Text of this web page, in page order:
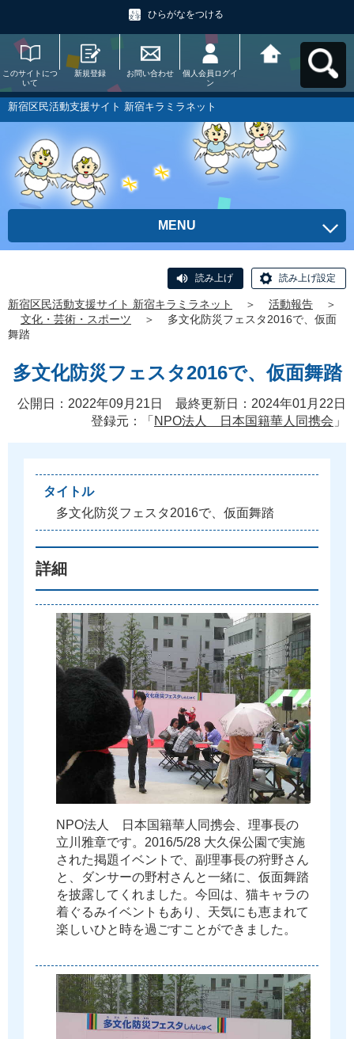
ひらがなをつける
このサイトにつ
いて
新規登録 お問い合わせ
個人会員ログイ
ン
ラミラネットへ
新宿区民活動支援サイト 新宿キラミラネット
MENU
読み上げ 読み上げ設定
新宿区民活動支援サイト 新宿キラミラネット ＞ 活動報告
＞
文化・芸術・スポーツ
＞
多文化防災フェスタ2016で、仮面
舞踏
多文化防災フェスタ2016で、仮面舞踏
公開日：2022年09月21日 最終更新日：2024年01月22日
登録元：「 NPO法人 日本国籍華人同携会 」
タイトル
多文化防災 フ ェ ス タ2016で 仮面舞踏
詳細
N PO法 人 日 本国籍華 人 同携会 理事長の
立 川 雅章です。 2016/5/28 大久 保公園 で実施
さ れた掲題イベン ト で 副 理事長の狩野さ ん
と
ダンサーの野村さ んと一緒に 仮面舞踏
を披露 して く れま した 。 今回 は 猫キ ャラの
着ぐるみイベン ト もあ り 天気に も恵ま れて
楽 しいひと 時を過 ごすこ と ができ ま した 。